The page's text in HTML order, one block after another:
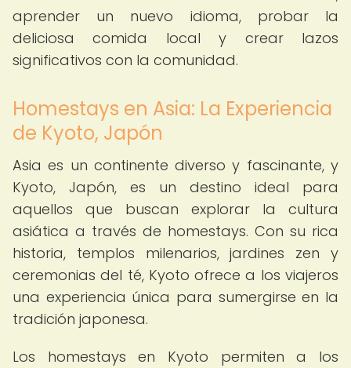
aprender un nuevo idioma, probar la
deliciosa comida local y crear lazos
significativos con la comunidad.
Homestays en Asia: La Experiencia
de Kyoto, Japón
Asia es un continente diverso y fascinante, y
Kyoto, Japón, es un destino ideal para
aquellos que buscan explorar la cultura
asiática a través de homestays. Con su rica
historia, templos milenarios, jardines zen y
ceremonias del té, Kyoto ofrece a los viajeros
una experiencia única para sumergirse en la
tradición japonesa.
Los homestays en Kyoto permiten a los